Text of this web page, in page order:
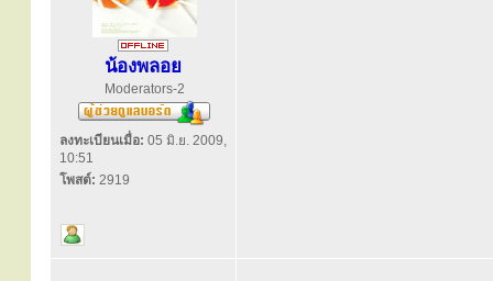
น้องพลอย
Moderators-2
ลงทะเบียนเมื่อ: 05 มิ.ย. 2009,
10:51
โพสต์: 2919